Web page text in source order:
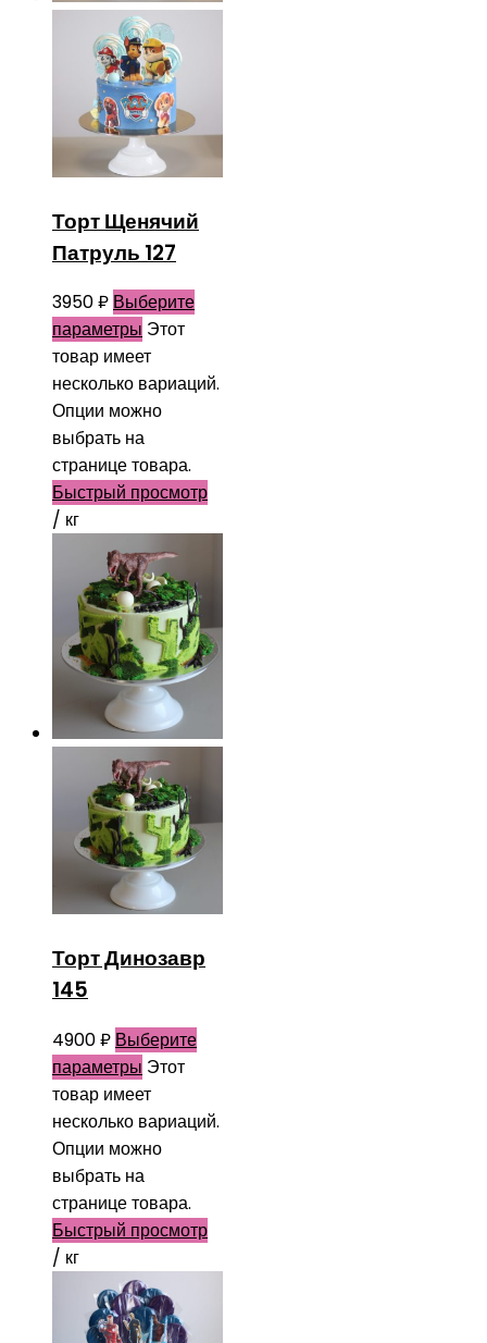
Торт Щенячий
Патруль 127
3950₽ Выберите
параметры Этот
товар имеет
несколько вариаций.
Опции можно
выбрать на
странице товара.
Быстрый просмотр
/ кг
Торт Динозавр
145
4900₽ Выберите
параметры Этот
товар имеет
несколько вариаций.
Опции можно
выбрать на
странице товара.
Быстрый просмотр
/ кг